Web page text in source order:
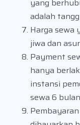
yang
adalah
Harga sewa
jiwa dan
Payment
hanya
instansi
sewa 6